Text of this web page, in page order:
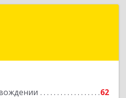
62
обл, Дзержинск г,